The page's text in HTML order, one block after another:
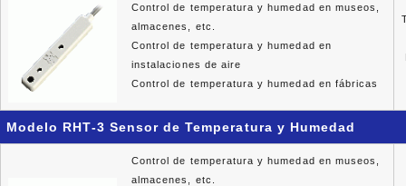
Control de temperatura y humedad en museos,
almacenes, etc.
Control de temperatura y humedad en
instalaciones de aire
Control de temperatura y humedad en fábricas
Modelo RHT-3 Sensor de Temperatura y Humedad
Control de temperatura y humedad en museos,
almacenes, etc.